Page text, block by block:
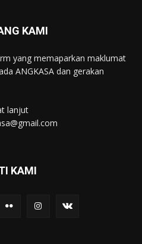
KAMI
yang memaparkan maklumat
ANGKASA dan gerakan
lanjut
KAMI